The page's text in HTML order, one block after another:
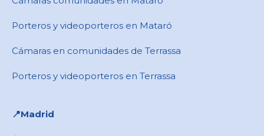
Porteros y videoporteros en Mataró
Cámaras en comunidades de Terrassa
Porteros y videoporteros en Terrassa
📍​Madrid